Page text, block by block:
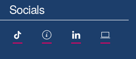
Socials